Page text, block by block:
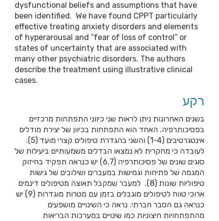
dysfunctional beliefs and assumptions that have
been identified. We have found CPPT particularly
effective treating anxiety disorders and elements
of hyperarousal and “fear of loss of control” or
states of uncertainty that are associated with
many other psychiatric disorders. The authors
describe the treatment using illustrative clinical
cases.
רקע
בשנים האחרונות ניתן לראות שני כיווני התפתחות מרכזיים
בפסיכותרפיה. האחד הוא התפתחות בכיוון של יצירת מודלים
אינטגרטיבים (1-4) והשני בהגדרת טיפולים קצרי מועד (5).
לעובדה כי מחקרית לא נמצאו הבדלים משמעותיים ביעילות של
סוגים שונים של פסיכותרפיה (6,7) יש כנראה תפקיד בחיזוק
המגמה של פתיחות וגמישות במעברים ושילובים של גישות
טיפוליות שונות (8). למעבר שמקבל תאוצה מטיפולים דינמים
ארוכי טווח לטיפולים מוגבלים בזמן עם מטרות מוגדרות (9) יש
כנראה גם הסבר חברתי. נראה כי השינויים מושפעים
מהתפתחויות חיצוניות כמו שינויים במערכות הבריאות